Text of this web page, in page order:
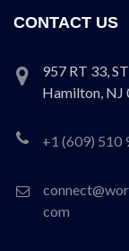
CONTACT US
957 RT 33,
Hamilton, NJ
+1 (609) 510
com